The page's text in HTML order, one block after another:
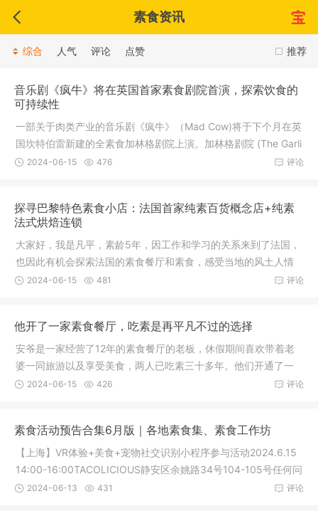
素食资讯
推荐
综合 人气 评论 点赞
音乐剧《疯牛》将在英国首家素食剧院首演，探索饮食的
可持续性
一部关于肉类产业的音乐剧《疯牛》（Mad Cow)将于下个月在英
国坎特伯雷新建的全素食加林格剧院上演。加林格剧院 (The Garli
nge T
评论
2024-06-15 476
探寻巴黎特色素食小店：法国首家纯素百货概念店+纯素
法式烘焙连锁
大家好，我是凡平，素龄5年，因工作和学习的关系来到了法国，
也因此有机会探索法国的素食餐厅和素食，感受当地的风土人情
和特色
评论
2024-06-15 481
他开了一家素食餐厅，吃素是再平凡不过的选择
安爷是一家经营了12年的素食餐厅的老板，休假期间喜欢带着老
婆一同旅游以及享受美食，两人已吃素三十多年。他们开通了一
个YouTub
评论
2024-06-15 426
素食活动预告合集6月版｜各地素食集、素食工作坊
【上海】VR体验+美食+宠物社交识别小程序参与活动2024.6.15
14:00-16:00TACOLICIOUS静安区余姚路34号104-105号任何问
题都可以添
评论
2024-06-13 431